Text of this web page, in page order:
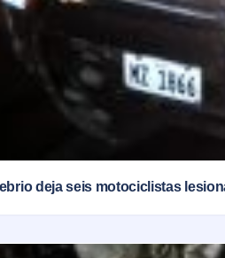
deja seis motociclistas